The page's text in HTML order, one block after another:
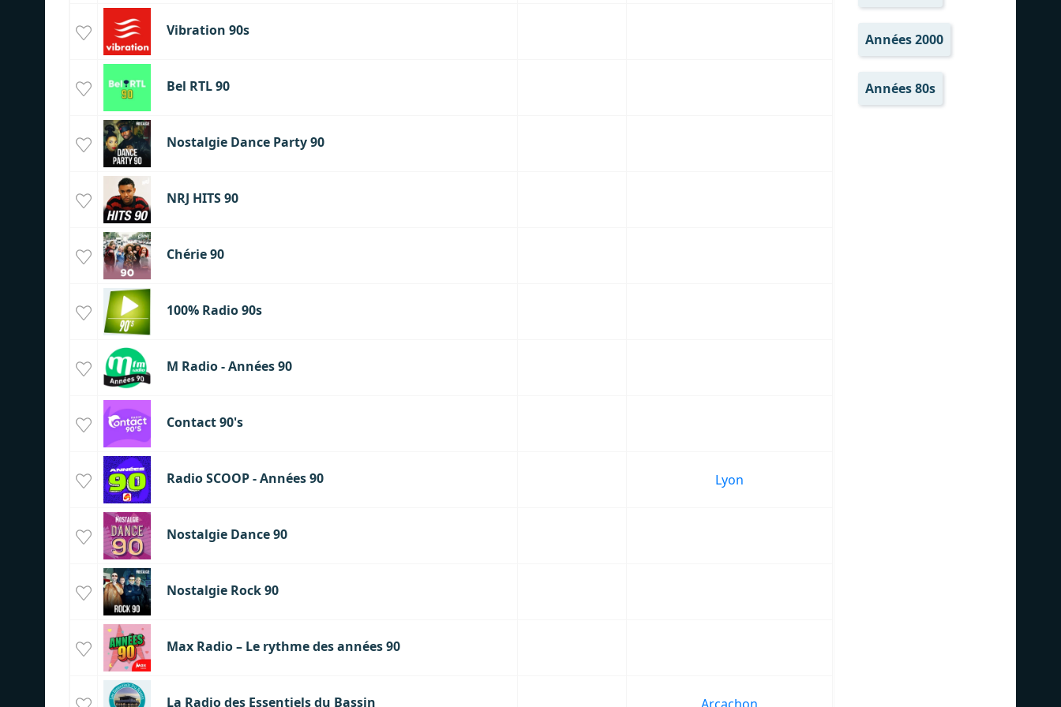
Vibration 90s
Bel RTL 90
Nostalgie Dance Party 90
NRJ HITS 90
Chérie 90
100% Radio 90s
M Radio - Années 90
Contact 90's
Radio SCOOP - Années 90 Lyon
Nostalgie Dance 90
Nostalgie Rock 90
Max Radio – Le rythme des années 90
La Radio des Essentiels du Bassin
Années 2000
Années 80s